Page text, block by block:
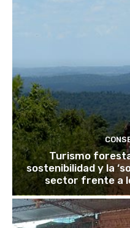
Turismo
sostenibilidad y la
sector frente a